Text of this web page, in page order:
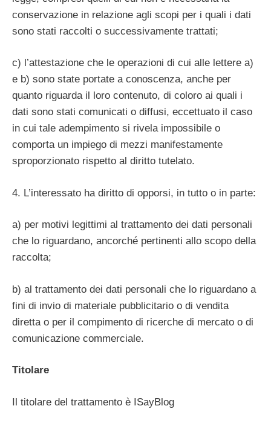
conservazione in relazione agli scopi per i quali i dati
sono stati raccolti o successivamente trattati;
c) l’attestazione che le operazioni di cui alle lettere a)
e b) sono state portate a conoscenza, anche per
quanto riguarda il loro contenuto, di coloro ai quali i
dati sono stati comunicati o diffusi, eccettuato il caso
in cui tale adempimento si rivela impossibile o
comporta un impiego di mezzi manifestamente
sproporzionato rispetto al diritto tutelato.
4. L’interessato ha diritto di opporsi, in tutto o in parte:
a) per motivi legittimi al trattamento dei dati personali
che lo riguardano, ancorché pertinenti allo scopo della
raccolta;
b) al trattamento dei dati personali che lo riguardano a
fini di invio di materiale pubblicitario o di vendita
diretta o per il compimento di ricerche di mercato o di
comunicazione commerciale.
Titolare
Il titolare del trattamento è ISayBlog